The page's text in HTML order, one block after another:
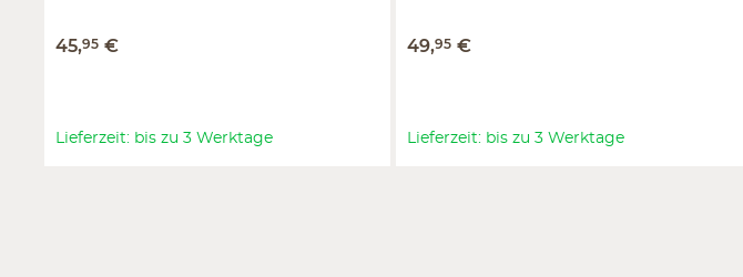
45,95 €
Lieferzeit: bis zu 3 Werktage
49,95 €
Lieferzeit: bis zu 3 Werktage